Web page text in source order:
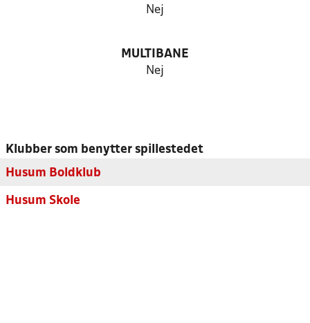
Nej
MULTIBANE
Nej
Klubber som benytter spillestedet
Husum Boldklub
Husum Skole